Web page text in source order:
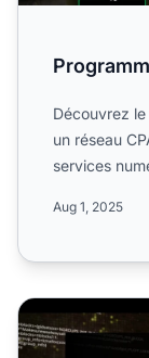
Découvrez
un réseau
services
Aug 1, 2025
Programme